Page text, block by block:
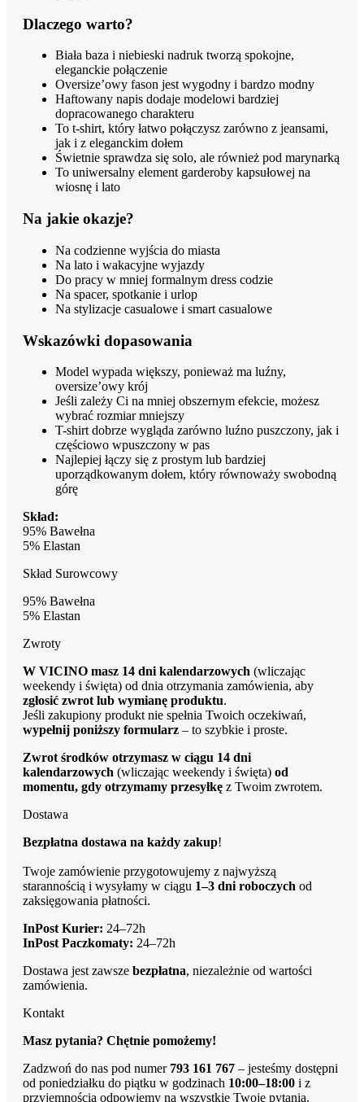
Dlaczego warto?
Biała baza i niebieski nadruk tworzą spokojne,
eleganckie połączenie
Oversize’owy fason jest wygodny i bardzo modny
Haftowany napis dodaje modelowi bardziej
dopracowanego charakteru
To t-shirt, który łatwo połączysz zarówno z jeansami,
jak i z eleganckim dołem
Świetnie sprawdza się solo, ale również pod marynarką
To uniwersalny element garderoby kapsułowej na
wiosnę i lato
Na jakie okazje?
Na codzienne wyjścia do miasta
Na lato i wakacyjne wyjazdy
Do pracy w mniej formalnym dress codzie
Na spacer, spotkanie i urlop
Na stylizacje casualowe i smart casualowe
Wskazówki dopasowania
Model wypada większy, ponieważ ma luźny,
oversize’owy krój
Jeśli zależy Ci na mniej obszernym efekcie, możesz
wybrać rozmiar mniejszy
T-shirt dobrze wygląda zarówno luźno puszczony, jak i
częściowo wpuszczony w pas
Najlepiej łączy się z prostym lub bardziej
uporządkowanym dołem, który równoważy swobodną
górę
Skład:
95% Bawełna
5% Elastan
Skład Surowcowy
95% Bawełna
5% Elastan
Zwroty
W VICINO masz 14 dni kalendarzowych (wliczając
weekendy i święta) od dnia otrzymania zamówienia, aby
zgłosić zwrot lub wymianę produktu.
Jeśli zakupiony produkt nie spełnia Twoich oczekiwań,
wypełnij poniższy formularz – to szybkie i proste.
Zwrot środków otrzymasz w ciągu 14 dni
kalendarzowych (wliczając weekendy i święta) od
momentu, gdy otrzymamy przesyłkę z Twoim zwrotem.
Dostawa
Bezpłatna dostawa na każdy zakup!
Twoje zamówienie przygotowujemy z najwyższą
starannością i wysyłamy w ciągu 1–3 dni roboczych od
zaksięgowania płatności.
InPost Kurier: 24–72h
InPost Paczkomaty: 24–72h
Dostawa jest zawsze bezpłatna, niezależnie od wartości
zamówienia.
Kontakt
Masz pytania? Chętnie pomożemy!
Zadzwoń do nas pod numer 793 161 767 – jesteśmy dostępni
od poniedziałku do piątku w godzinach 10:00–18:00 i z
przyjemnością odpowiemy na wszystkie Twoje pytania.